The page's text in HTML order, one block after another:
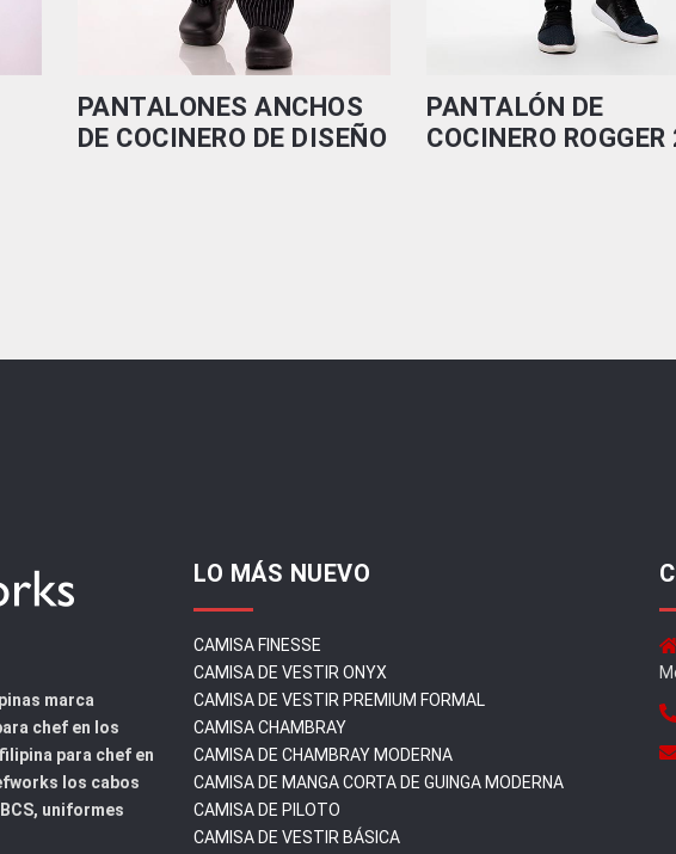
PANTALONES ANCHOS
DE COCINERO DE DISEÑO
PANTALÓN DE
COCINERO
marca
chef en los
para chef en
los cabos
uniformes
LO MÁS NUEVO
CAMISA FINESSE
CAMISA DE VESTIR ONYX
CAMISA DE VESTIR PREMIUM FORMAL
CAMISA CHAMBRAY
CAMISA DE CHAMBRAY MODERNA
CAMISA DE MANGA CORTA DE GUINGA MODERNA
CAMISA DE PILOTO
CAMISA DE VESTIR BÁSICA